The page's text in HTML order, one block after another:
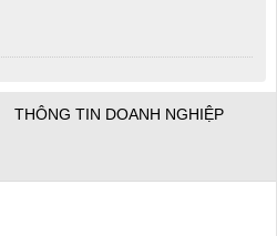
THÔNG TIN DOANH NGHIỆP